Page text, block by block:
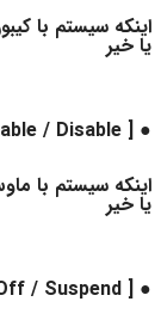
یا خیر
● Resume From S3 By PS2 Mouse : [Enable / Disable ]
یا خیر
● Power Button Function : [Power Off / Suspend ]